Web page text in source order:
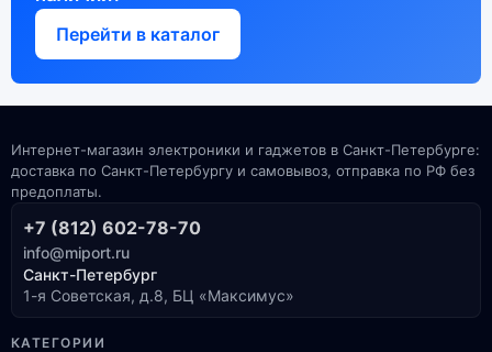
Перейти в каталог
Интернет-магазин электроники и гаджетов в Санкт-Петербурге:
доставка по Санкт-Петербургу и самовывоз, отправка по РФ без
предоплаты.
+7 (812) 602-78-70
info@miport.ru
Санкт-Петербург
1-я Советская, д.8, БЦ «Максимус»
КАТЕГОРИИ